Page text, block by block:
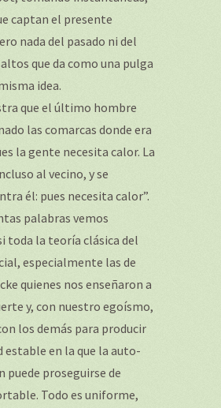
captan el presente
nada del pasado ni del
que da como una pulga
idea.
que el último hombre
las comarcas donde era
la gente necesita calor. La
al vecino, y se
él: pues necesita calor”.
palabras vemos
toda la teoría clásica del
especialmente las de
quienes nos enseñaron a
y, con nuestro egoísmo,
los demás para producir
estable en la que la auto-
puede proseguirse de
Todo es uniforme,